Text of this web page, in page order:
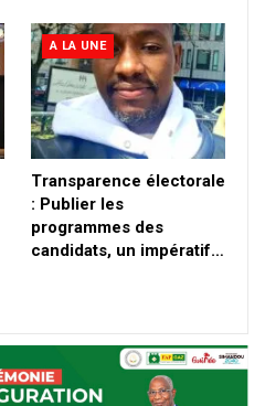
A LA UNE
Transparence électorale
: Publier les
programmes des
candidats, un impératif…